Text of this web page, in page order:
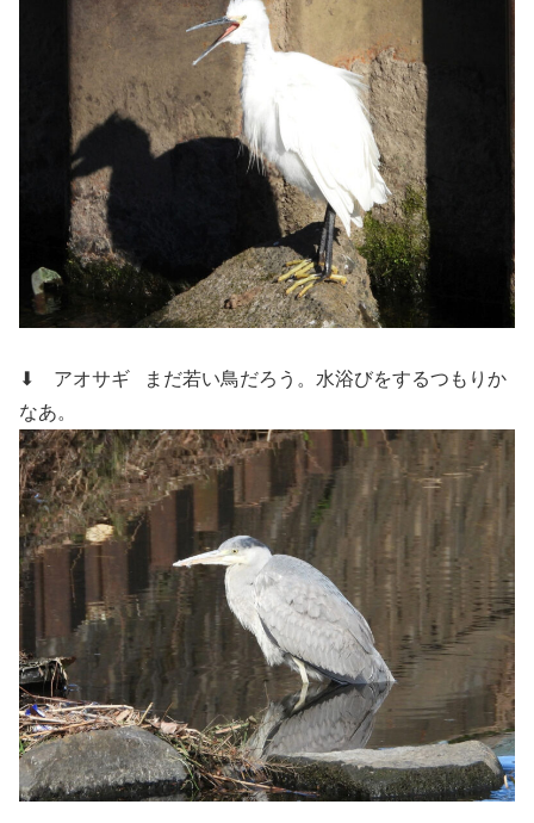
⬇ アオサギ
まだ若い鳥だろう。水浴びをするつもりか
なあ。